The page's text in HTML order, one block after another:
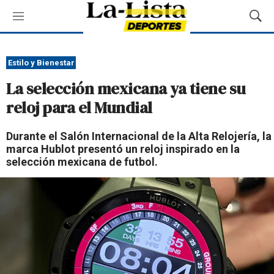
M
e
ú
M
o
s
e
d
a
Estilo y Bienestar
La selección mexicana ya tiene su
reloj para el Mundial
Durante el Salón Internacional de la Alta Relojería, la
marca Hublot presentó un reloj inspirado en la
selección mexicana de futbol.